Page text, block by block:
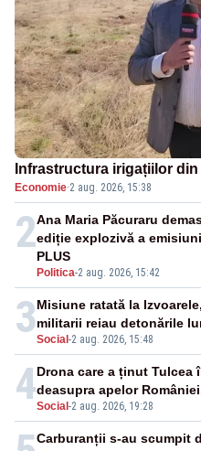
Infrastructura irigațiilor
Economie·2 aug. 2026, 15:38
2
Politica-2 aug. 2026, 15:42
Ana Maria Păcuraru
ediție explozivă a
PLUS
3Social -2 aug. 2026, 15:48
Misiune ratată la
militarii reiau detonările
4Social -2 aug. 2026, 19:28
Drona care a ținut Tulcea
deasupra apelor
Carburanții s-au scumpit